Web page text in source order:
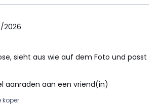
2026
sieht aus wie auf dem Foto und passt
aanraden aan een vriend(in)
koper